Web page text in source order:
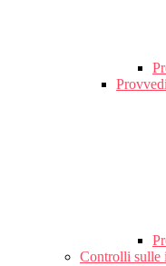
Controlli sulle